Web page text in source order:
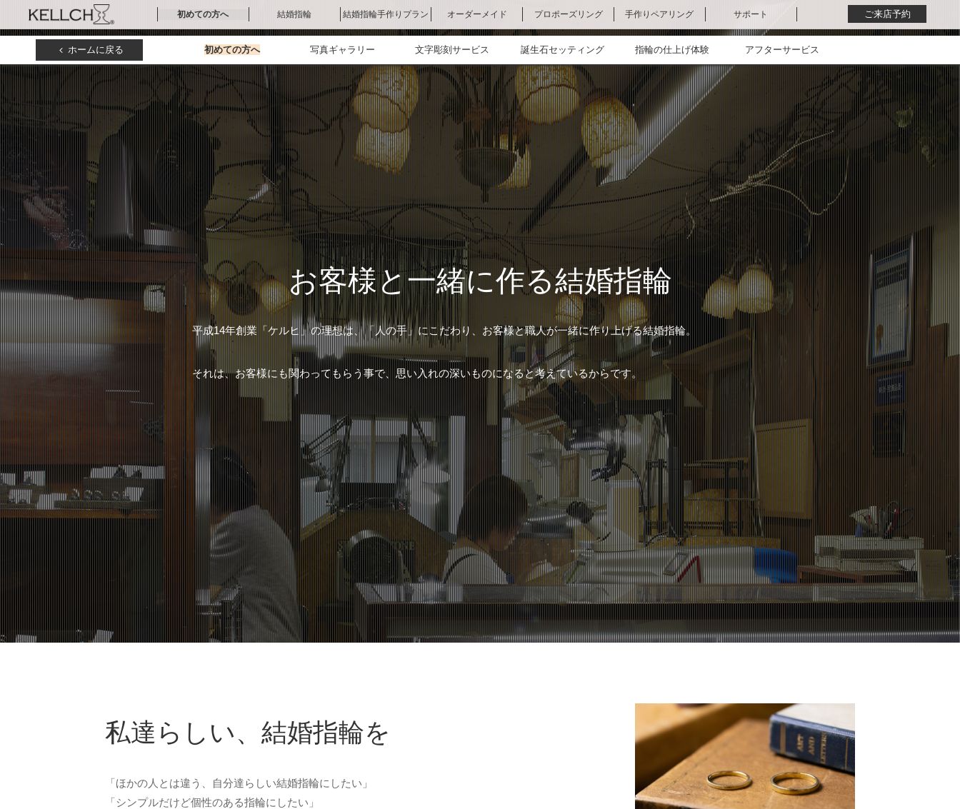
初めての方へ
初めての方へ
写真ギャラリー
文字彫刻サービス
誕生石セッティング
アフターサービス
結婚指輪
結婚指輪
結婚指輪の値段
結婚指輪の素材
結婚指輪手作りプラン
結婚指輪手作りプラ
ン
鍛造コース
ワックスコース
手作りプラン比較
手作りプラン作品集
お申込方法
オーダーメイド
オーダーメイドにつ
いて
ご依頼方法
オーダーメイドの価
格
オーダーメイド作品
集
プロポーズリング
プロポーズリング
mimosa（ミモザ）
Sirius（シリウス）
Pleyone（プレオ
ネ）
手作りペアリング
手作りペアリング
手作り指輪体験
友人家族向けプラン
サポート
最新ニュース
お客様の声
スタッフブログ
よくある質問
コラム
ケルヒ製品について
お問い合わせ
LINEで相談
ご来店予約
ホームに戻る 初めての方へ 写真ギャラリー 文字彫刻サービス 誕生石セッティング 指輪の仕上げ体験 アフターサービス
ケルヒホーム 初めての方へ
お客様と一緒に作る結婚指輪
平成14年創業「ケルヒ」の理想は、「人の手」にこだわり、お客様と職人が一緒に作り上げる結婚指輪。
それは、お客様にも関わってもらう事で、思い入れの深いものになると考えているからです。
私達らしい、結婚指輪を
「ほかの人とは違う、自分達らしい結婚指輪にしたい」
「シンプルだけど個性のある指輪にしたい」